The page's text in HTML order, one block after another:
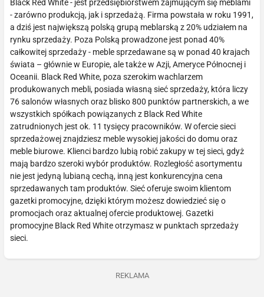
Black Red White - jest przedsiębiorstwem zajmującym się meblami
- zarówno produkcją, jak i sprzedażą. Firma powstała w roku 1991,
a dziś jest największą polską grupą meblarską z 20% udziałem na
rynku sprzedaży. Poza Polską prowadzone jest ponad 40%
całkowitej sprzedaży - meble sprzedawane są w ponad 40 krajach
świata – głównie w Europie, ale także w Azji, Ameryce Północnej i
Oceanii. Black Red White, poza szerokim wachlarzem
produkowanych mebli, posiada własną sieć sprzedaży, która liczy
76 salonów własnych oraz blisko 800 punktów partnerskich, a we
wszystkich spółkach powiązanych z Black Red White
zatrudnionych jest ok. 11 tysięcy pracowników. W ofercie sieci
sprzedażowej znajdziesz meble wysokiej jakości do domu oraz
meble biurowe. Klienci bardzo lubią robić zakupy w tej sieci, gdyż
mają bardzo szeroki wybór produktów. Rozległość asortymentu
nie jest jedyną lubianą cechą, inną jest konkurencyjna cena
sprzedawanych tam produktów. Sieć oferuje swoim klientom
gazetki promocyjne, dzięki którym możesz dowiedzieć się o
promocjach oraz aktualnej ofercie produktowej. Gazetki
promocyjne Black Red White otrzymasz w punktach sprzedaży
sieci.
REKLAMA